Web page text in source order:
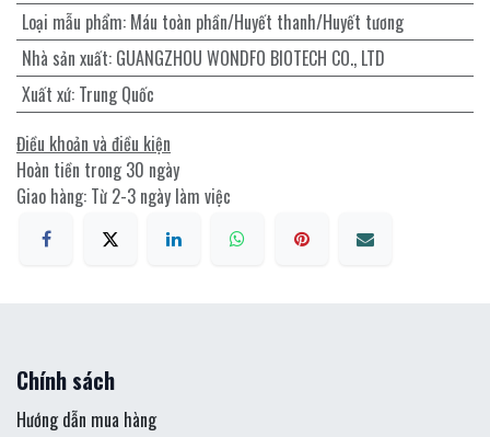
Loại mẫu phẩm: Máu toàn phần/Huyết thanh/Huyết tương
Nhà sản xuất: GUANGZHOU WONDFO BIOTECH CO., LTD
Xuất xứ: Trung Quốc
Điều khoản và điều kiện
Hoàn tiền trong 30 ngày
Giao hàng: Từ 2-3 ngày làm việc
Chính sách
Hướng dẫn mua hàng